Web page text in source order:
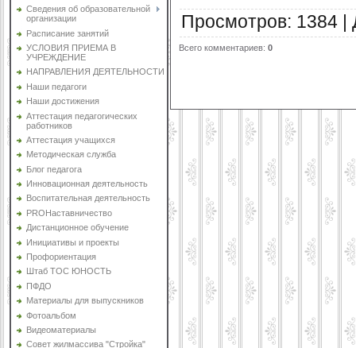
Сведения об образовательной
организации
Расписание занятий
УСЛОВИЯ ПРИЕМА В
УЧРЕЖДЕНИЕ
НАПРАВЛЕНИЯ ДЕЯТЕЛЬНОСТИ
Наши педагоги
Наши достижения
Аттестация педагогических
работников
Аттестация учащихся
Методическая служба
Блог педагога
Инновационная деятельность
Воспитательная деятельность
PROНаставничество
Дистанционное обучение
Инициативы и проекты
Профориентация
Штаб ТОС ЮНОСТЬ
ПФДО
Материалы для выпускников
Фотоальбом
Видеоматериалы
Совет жилмассива "Стройка"
Просмотров: 1384
Всего комментариев: 0